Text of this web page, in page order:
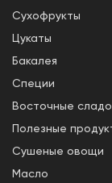
Сухофрукты
Цукаты
Бакалея
Специи
Восточные
Полезные
Сушеные овощи
Масло